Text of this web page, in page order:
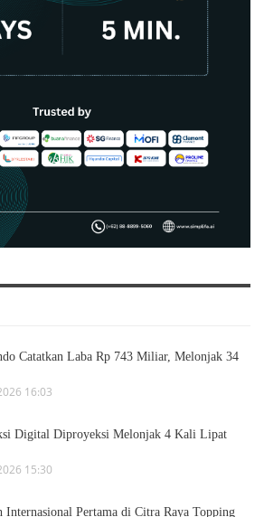
Catatkan Laba Rp 743 Miliar, Melonjak 34
16:03
Digital Diproyeksi Melonjak 4 Kali Lipat
15:30
Internasional Pertama di Citra Raya Topping